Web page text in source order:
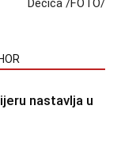
Dečića /FOTO/
nastavlja u